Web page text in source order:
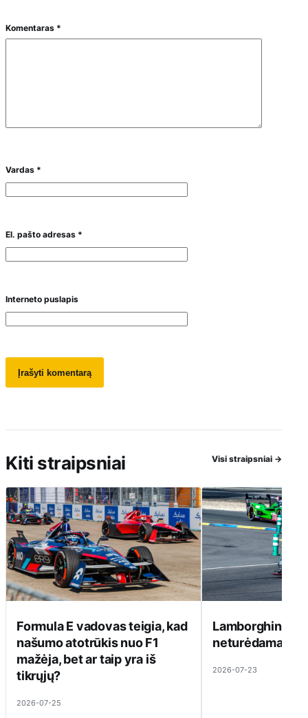
Komentaras *
Vardas *
El. pašto adresas *
Interneto puslapis
Kiti straipsniai Visi straipsniai →
Formula E vadovas teigia, kad
našumo atotrūkis nuo F1
mažėja, bet ar taip yra iš
tikrųjų?
2026-07-25
Lamborghini
neturėdama ką
2026-07-23